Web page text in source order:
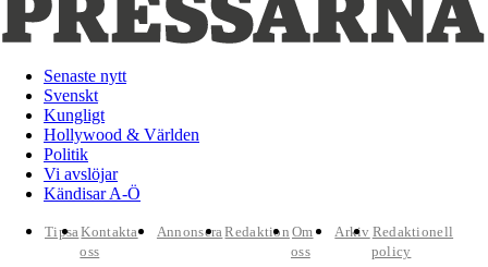
Senaste nytt
Svenskt
Kungligt
Hollywood & Världen
Politik
Vi avslöjar
Kändisar A-Ö
TipsaKontakta
oss
AnnonseraRedaktion Om
oss
Arkiv Redaktionell
policy